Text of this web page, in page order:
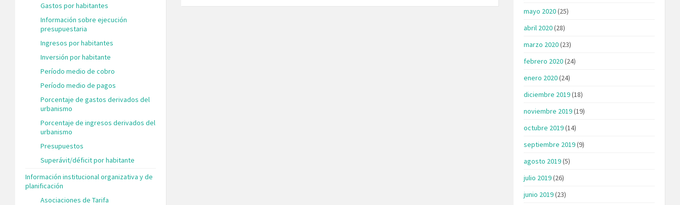
Gastos por habitantes
Información sobre ejecución
presupuestaria
Ingresos por habitantes
Inversión por habitante
Período medio de cobro
Período medio de pagos
Porcentaje de gastos derivados del
urbanismo
Porcentaje de ingresos derivados del
urbanismo
Presupuestos
Superávit/déficit por habitante
Información institucional organizativa y de
planificación
Asociaciones de Tarifa
mayo 2020(25)
abril 2020(28)
marzo 2020(23)
febrero 2020(24)
enero 2020(24)
diciembre 2019(18)
noviembre 2019(19)
octubre 2019(14)
septiembre 2019(9)
agosto 2019(5)
julio 2019(26)
junio 2019(23)